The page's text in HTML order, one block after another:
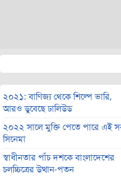
২০২১: বাণিজ্য থেকে শিল্পে ভারি,
আরও ডুবেছে ঢালিউড
২০২২ সালে মুক্তি পেতে পারে এই
সিনেমা
স্বাধীনতার পাঁচ দশকে বাংলাদেশের
চলচ্চিত্রের উত্থান-পতন